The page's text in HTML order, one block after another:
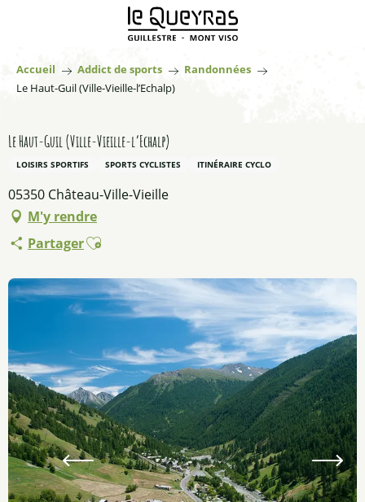
principal
Accueil Addict de sports
Randonnées
Le Haut-Guil (Ville-Vieille-l’Echalp)
Le Haut-Guil (Ville-Vieille-l’Echalp)
LOISIRS SPORTIFS SPORTS CYCLISTES ITINÉRAIRE CYCLO
05350 Château-Ville-Vieille
M'y rendre
PartagerAjouter aux favoris